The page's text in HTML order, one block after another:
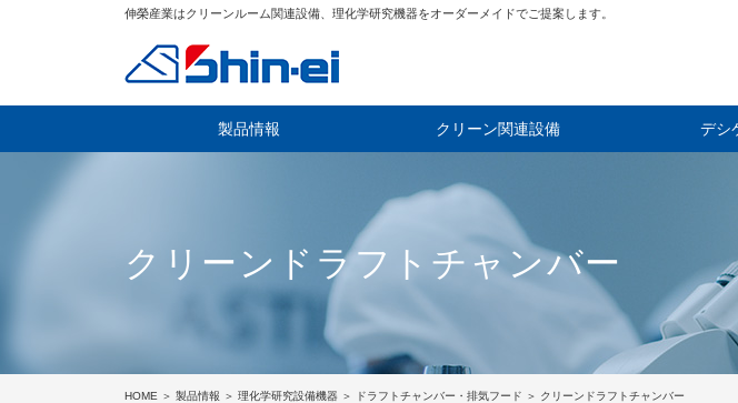
伸榮産業はクリーンルーム関連設備、理化学研究機器をオーダーメイドでご提案します。
製品情報 クリーン関連設備 デシ
クリーンドラフトチャンバー
HOME ＞ 製品情報 ＞ 理化学研究設備機器 ＞ ドラフトチャンバー・排気フード ＞ クリーンドラフトチャンバー